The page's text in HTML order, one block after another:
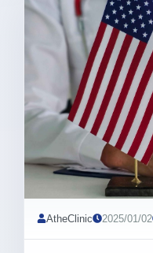
AtheClinic 2025/01/02